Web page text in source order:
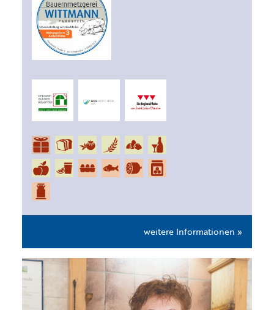
weitere Informationen »